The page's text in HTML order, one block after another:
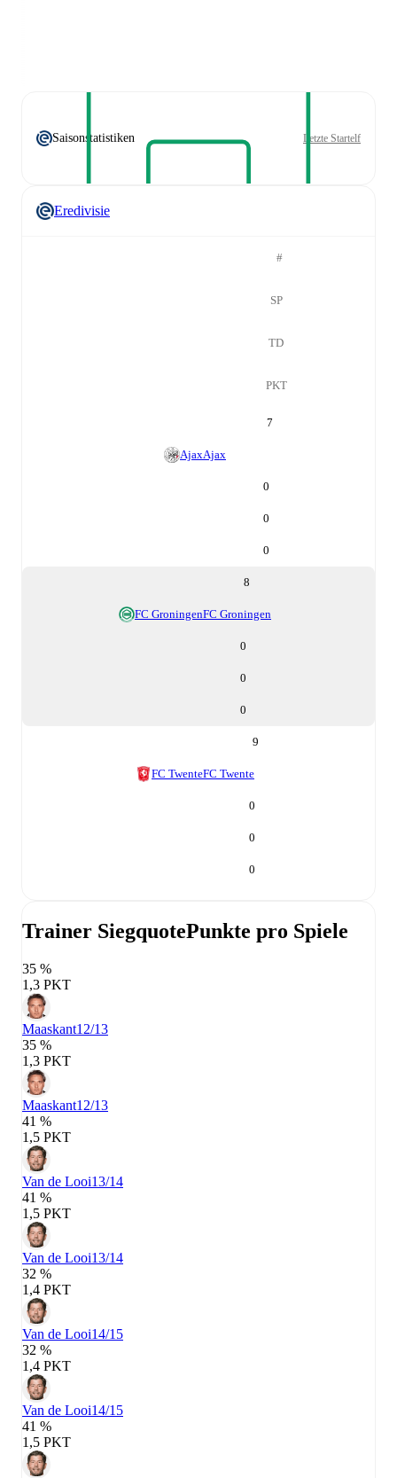
Saisonstatistiken Letzte Startelf
Eredivisie
#
SP
TD
PKT
7
AjaxAjax
0
0
0
8
FC GroningenFC Groningen
0
0
0
9
FC TwenteFC Twente
0
0
0
Trainer SiegquotePunkte pro Spiele
35 %
1,3 PKT
Maaskant12/13
35 %
1,3 PKT
Maaskant12/13
41 %
1,5 PKT
Van de Looi13/14
41 %
1,5 PKT
Van de Looi13/14
32 %
1,4 PKT
Van de Looi14/15
32 %
1,4 PKT
Van de Looi14/15
41 %
1,5 PKT